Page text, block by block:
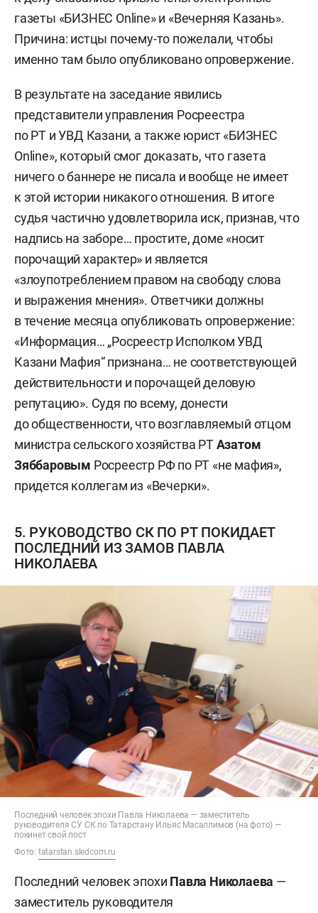
газеты «БИЗНЕС Online» и «Вечерняя Казань».
Причина: истцы почему-то пожелали, чтобы
именно там было опубликовано опровержение.
В результате на заседание явились
представители управления Росреестра
по РТ и УВД Казани, а также юрист «БИЗНЕС
Online», который смог доказать, что газета
ничего о баннере не писала и вообще не имеет
к этой истории никакого отношения. В итоге
судья частично удовлетворила иск, признав, что
надпись на заборе… простите, доме «носит
порочащий характер» и является
«злоупотреблением правом на свободу слова
и выражения мнения». Ответчики должны
в течение месяца опубликовать опровержение:
«Информация… „Росреестр Исполком УВД
Казани Мафия“ признана… не соответствующей
действительности и порочащей деловую
репутацию». Судя по всему, донести
до общественности, что возглавляемый отцом
министра сельского хозяйства РТАзатом
Зяббаровым Росреестр РФ по РТ «не мафия»,
придется коллегам из «Вечерки».
5. РУКОВОДСТВО СК ПО РТ ПОКИДАЕТ
ПОСЛЕДНИЙ ИЗ ЗАМОВ ПАВЛА
НИКОЛАЕВА
Последний человек эпохи Павла Николаева — заместитель
руководителя СУ СК по Татарстану Ильяс Масаллимов (на фото) —
покинет свой пост
Фото: tatarstan.sledcom.ru
Последний человек эпохи Павла Николаева —
заместитель руководителя